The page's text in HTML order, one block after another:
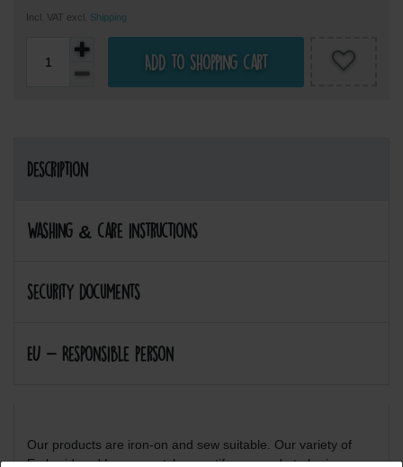
Incl. VAT excl. Shipping
Add to shopping cart
Description
Washing & care instructions
security documents
EU - Responsible person
Our products are iron-on and sew suitable. Our variety of
Embroidered Iron on patches motifs are made to be iron on